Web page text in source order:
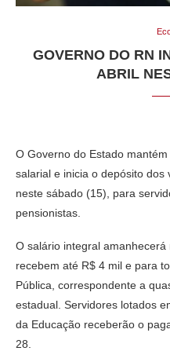
GOVERNO DO RN
ABRIL
O Governo do Estado
salarial e inicia o depósito
neste sábado (15), para
pensionistas.
O salário integral
recebem até R$ 4 mil e para
Pública, correspondente a
estadual. Servidores lotados
da Educação receberão o
28.